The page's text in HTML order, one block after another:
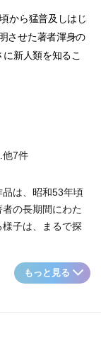
から猛普及しはじ
させた著者渾身の
新人類を知るこ
...他7件
は、昭和53年頃
の長期間にわた
子は、まるで探
もっと見る